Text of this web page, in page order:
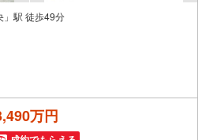
」駅 徒歩49分
万円